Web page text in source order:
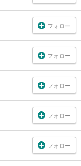
フォロー
フォロー
フォロー
フォロー
フォロー